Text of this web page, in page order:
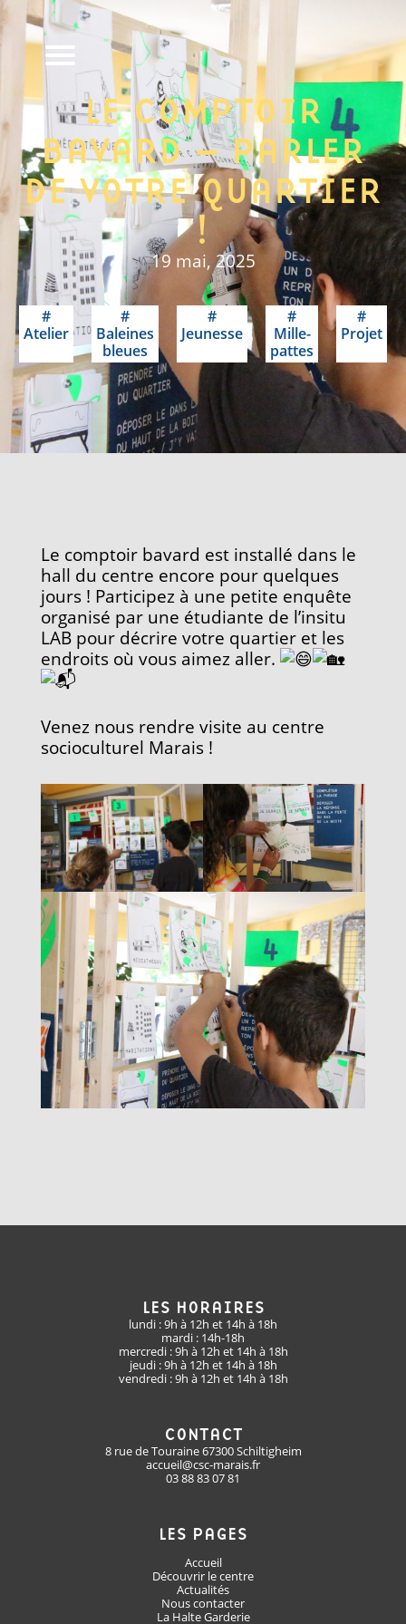
LE COMPTOIR
BAVARD – PARLER
DE VOTRE QUARTIER
!
19 mai, 2025
Atelier
Baleines
bleues
Jeunesse
Mille-
pattes
Projet
Le comptoir bavard est installé dans le
hall du centre encore pour quelques
jours ! Participez à une petite enquête
organisé par une étudiante de l’insitu
LAB pour décrire votre quartier et les
endroits où vous aimez aller.
Venez nous rendre visite au centre
socioculturel Marais !
LES HORAIRES
lundi : 9h à 12h et 14h à 18h
mardi : 14h-18h
mercredi : 9h à 12h et 14h à 18h
jeudi : 9h à 12h et 14h à 18h
vendredi : 9h à 12h et 14h à 18h
CONTACT
8 rue de Touraine 67300 Schiltigheim
accueil@csc-marais.fr
03 88 83 07 81
LES PAGES
Accueil
Découvrir le centre
Actualités
Nous contacter
La Halte Garderie